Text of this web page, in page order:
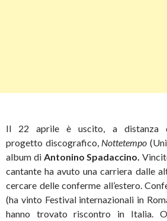
Il 22 aprile è uscito, a distanza
progetto discografico, Nottetempo
album di Antonino Spadaccino.
cantante ha avuto una carriera dalle
cercare delle conferme all’estero.
(ha vinto Festival internazionali in
hanno trovato riscontro in Italia.